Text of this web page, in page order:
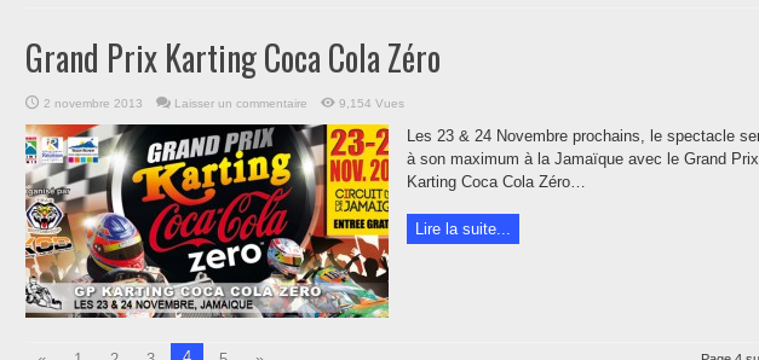
Grand Prix Karting Coca Cola Zéro
2 novembre 2013 Laisser un commentaire 9,154 Vues
Les 23 & 24 Novembre prochains, le spectacle
à son maximum à la Jamaïque avec le Grand Prix
Karting Coca Cola Zéro…
Lire la suite...